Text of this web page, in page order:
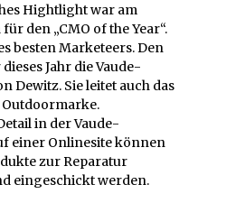
Hightlight war am
den „CMO of the Year“.
besten Marketeers. Den
Jahr die Vaude-
Dewitz. Sie leitet auch das
in der Vaude-
einer Onlinesite können
zur Reparatur
eingeschickt werden.